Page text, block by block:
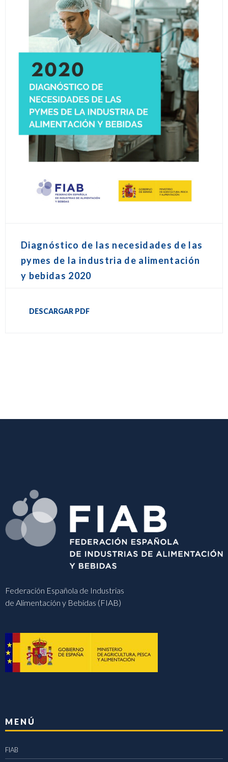
Diagnóstico de las necesidades de las
pymes de la industria de alimentación
y bebidas 2020
DESCARGAR PDF
Federación Española de Industrias
de Alimentación y Bebidas (FIAB)
MENÚ
FIAB